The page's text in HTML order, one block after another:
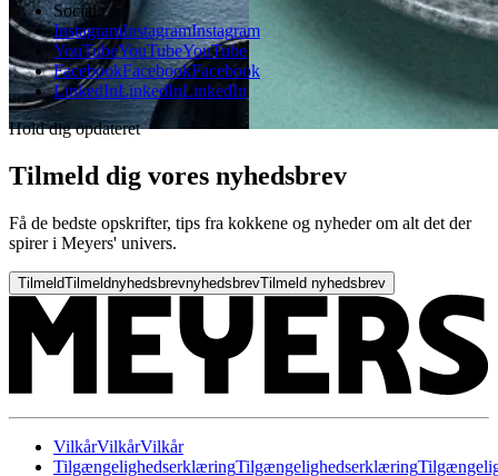
Social
InstagramInstagramInstagram
YouTubeYouTubeYouTube
FacebookFacebookFacebook
LinkedInLinkedInLinkedIn
Hold dig opdateret
Tilmeld dig vores nyhedsbrev
Få de bedste opskrifter, tips fra kokkene og nyheder om alt det der
spirer i Meyers' univers.
TilmeldTilmeldnyhedsbrevnyhedsbrevTilmeld nyhedsbrev
VilkårVilkårVilkår
TilgængelighedserklæringTilgængelighedserklæring